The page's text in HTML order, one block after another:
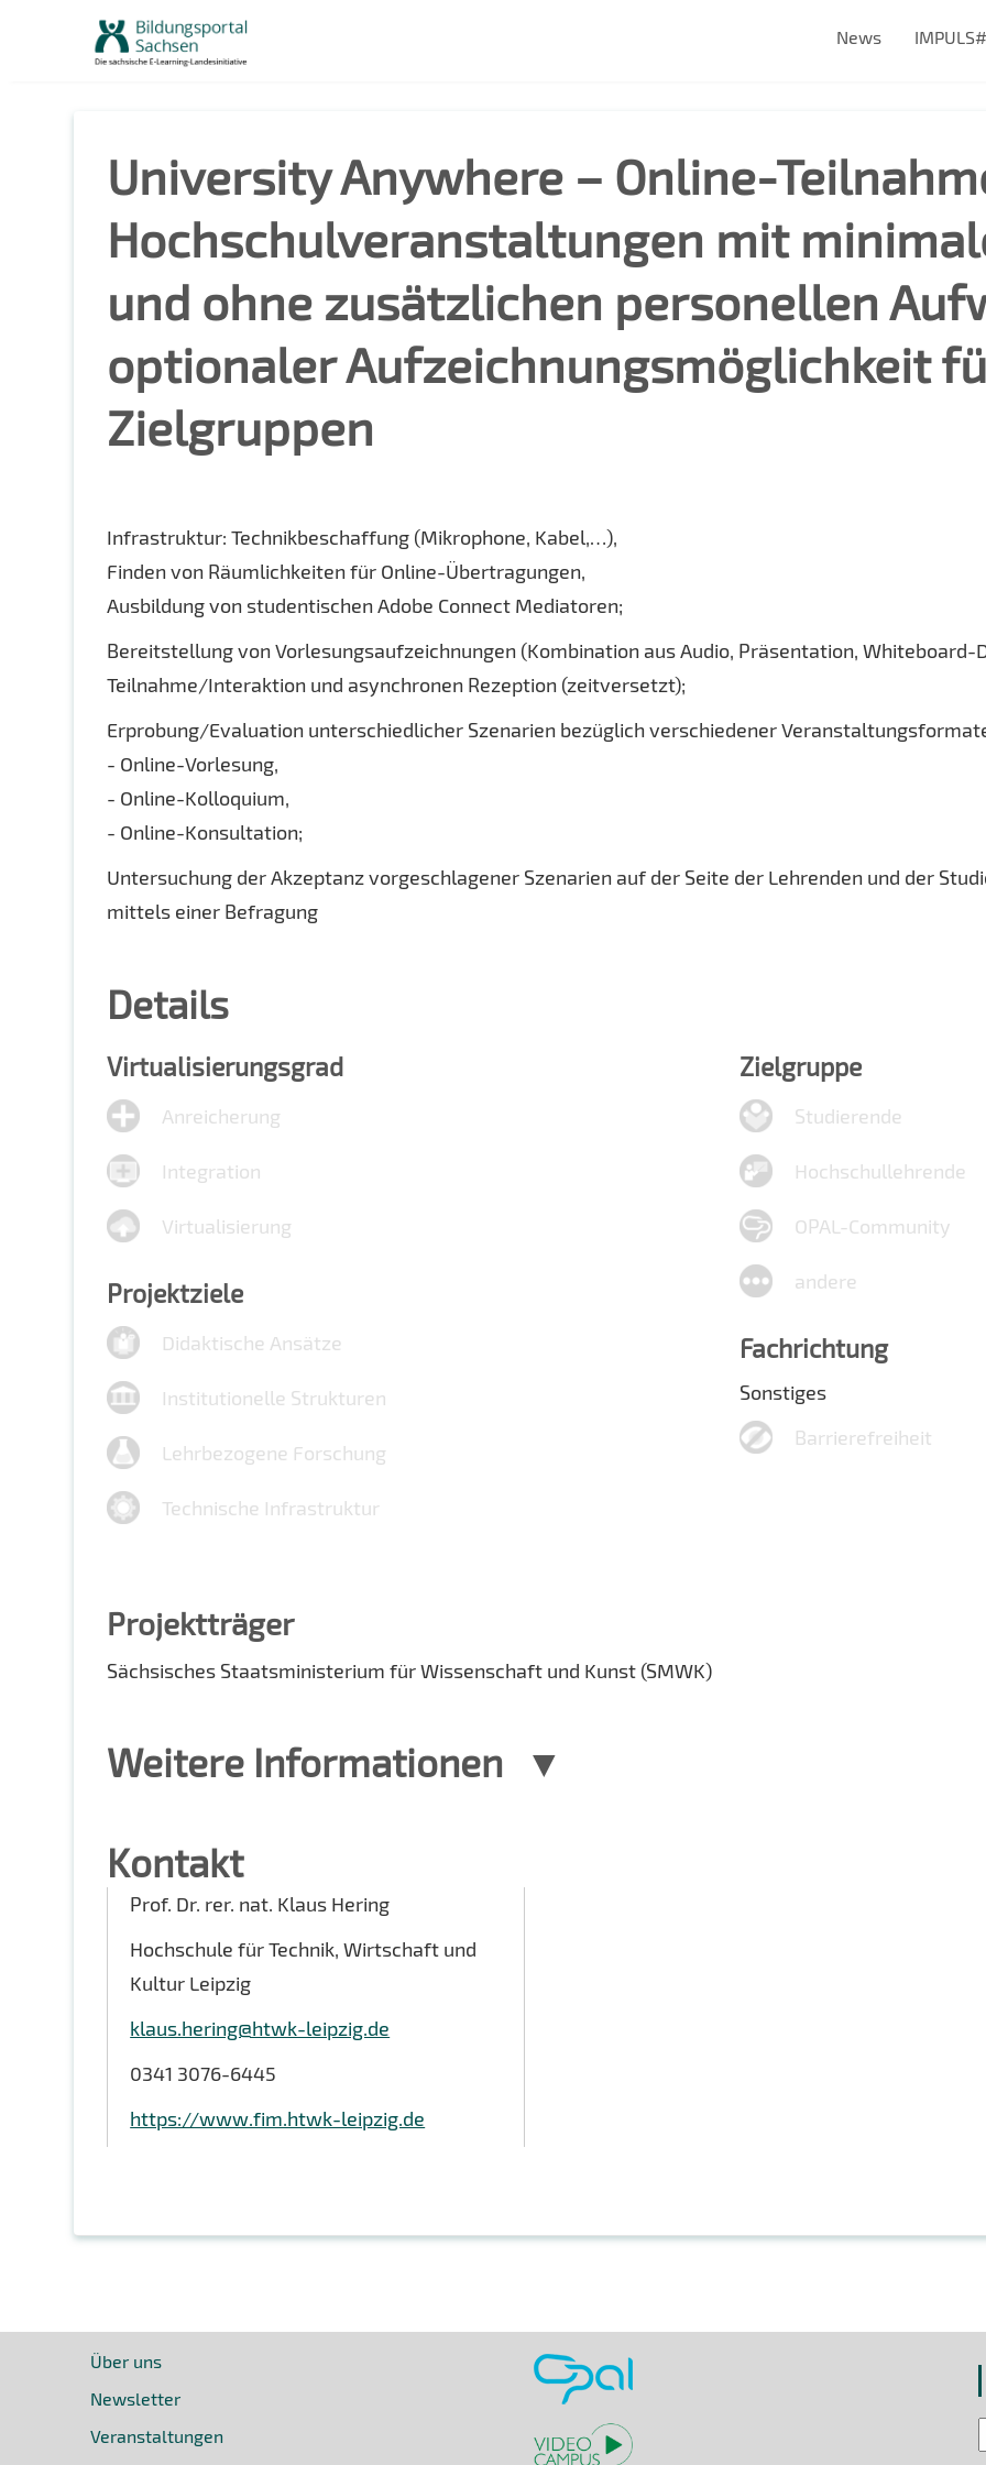
News
University Anywhere – Online-
Hochschulveranstaltungen mit
und ohne zusätzlichen personellen
optionaler Aufzeichnungsmöglichkeit
Zielgruppen
Infrastruktur: Technikbeschaffung (Mikrophone, Kabel,…),
Finden von Räumlichkeiten für Online-Übertragungen,
Ausbildung von studentischen Adobe Connect Mediatoren;
Bereitstellung von Vorlesungsaufzeichnungen (Kombination aus Audio, Präsentation, Whiteboard-
Teilnahme/Interaktion und asynchronen Rezeption (zeitversetzt);
Erprobung/Evaluation unterschiedlicher Szenarien bezüglich verschiedener
- Online-Vorlesung,
- Online-Kolloquium,
- Online-Konsultation;
Untersuchung der Akzeptanz vorgeschlagener Szenarien auf der Seite der Lehrenden und der
mittels einer Befragung
Details
Virtualisierungsgrad
Anreicherung
Integration
Virtualisierung
Projektziele
Didaktische Ansätze
Institutionelle Strukturen
Lehrbezogene Forschung
Technische Infrastruktur
Zielgruppe
Studierende
Hochschullehrende
OPAL-Community
andere
Fachrichtung
Sonstiges
Barrierefreiheit
Projektträger
Sächsisches Staatsministerium für Wissenschaft und Kunst (SMWK)
Weitere Informationen
Kontakt
Prof. Dr. rer. nat. Klaus Hering
Hochschule für Technik, Wirtschaft und
Kultur Leipzig
klaus.hering@htwk-leipzig.de
0341 3076-6445
https://www.fim.htwk-leipzig.de
Über uns
Newsletter
Veranstaltungen